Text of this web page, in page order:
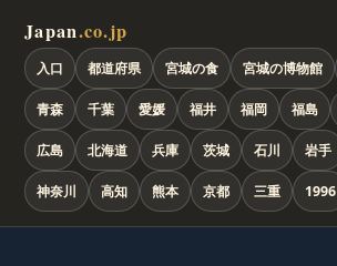
Japan.co.jp
入口 都道府県 宮城の食 宮城の博物館
青森 千葉 愛媛 福井 福岡 福島
広島 北海道 兵庫 茨城 石川 岩手
神奈川 高知 熊本 京都 三重 1996